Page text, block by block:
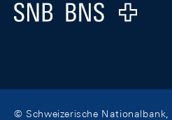
Logo
© Schweizerische Nationalbank,